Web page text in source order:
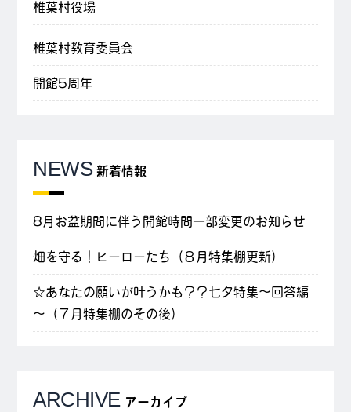
椎葉村役場
椎葉村教育委員会
開館5周年
NEWS 新着情報
8月お盆期間に伴う開館時間一部変更のお知らせ
畑を守る！ヒーローたち（８月特集棚更新）
☆あなたの願いが叶うかも？？七夕特集～回答編
～（７月特集棚のその後）
ARCHIVE アーカイブ